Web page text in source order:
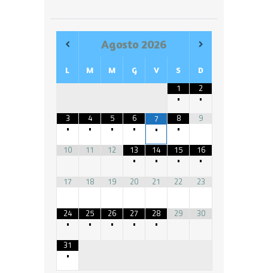
Agosto2026
L M M G V S D
1
•
2
•
3
•
4
•
5
•
6
•
7
•
8
•
9
10 11 12
13
•
14
•
15
•
16
•
17
18 19 20 21 22 23
24
•
25
•
26
•
27
•
28
•
29 30
31
•